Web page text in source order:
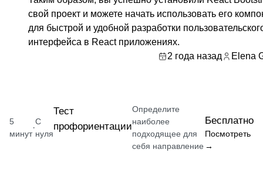
свой проект и можете начать использовать его
для быстрой и удобной разработки
интерфейса в React приложениях.
2 года назад
Elena
5
минут
·
С
нуля
Тест
профориентации
Определите
наиболее
подходящее для
себя направление
Бесплатно
Посмотреть
→